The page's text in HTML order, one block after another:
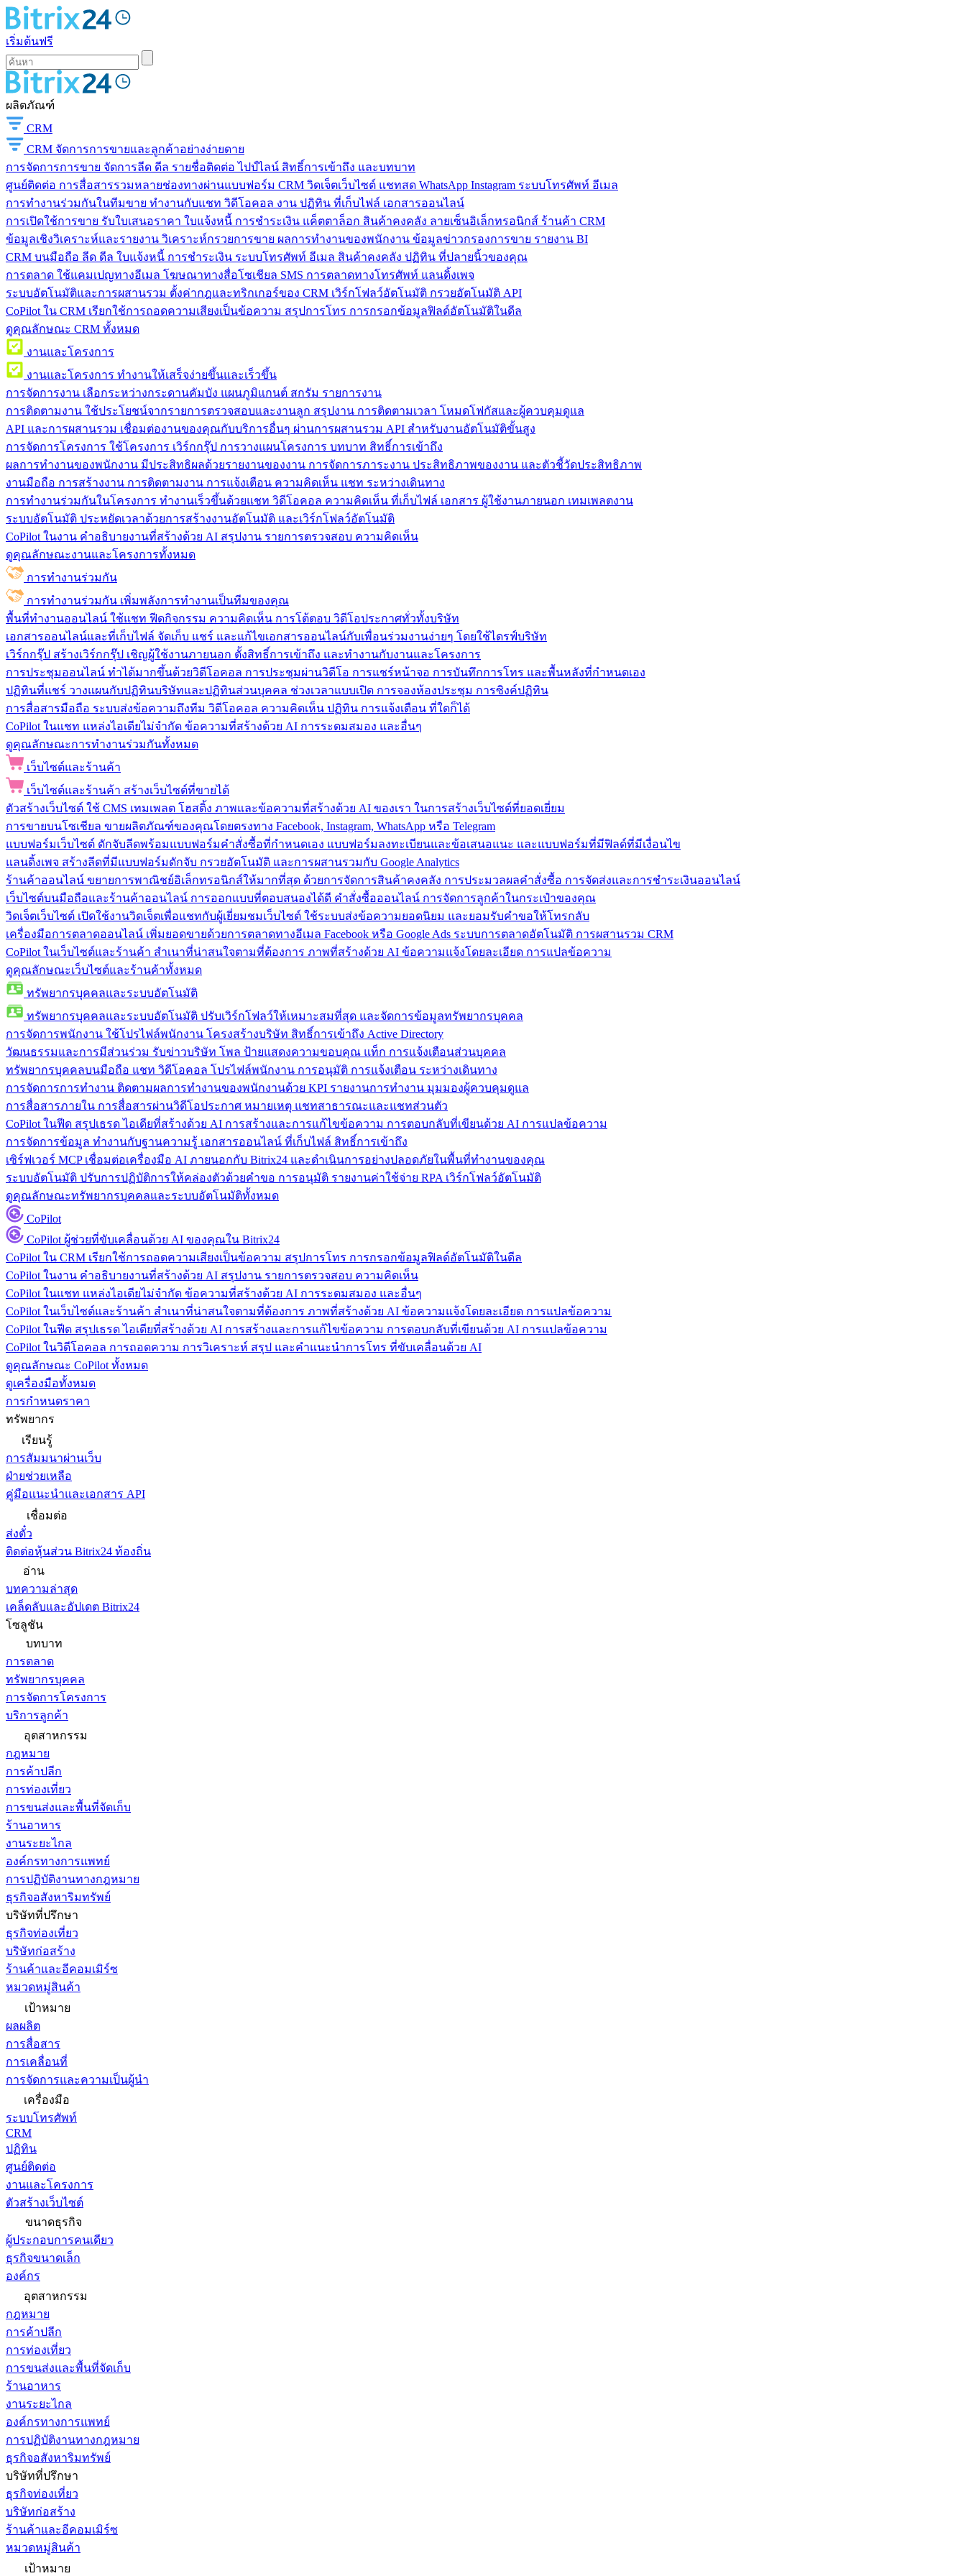
เริ่มต้นฟรี
ผลิตภัณฑ์
CRM
CRM จัดการการขายและลูกค้าอย่างง่ายดาย
การจัดการการขาย จัดการลีด ดีล รายชื่อติดต่อ ไปป์ไลน์ สิทธิ์การเข้าถึง และบทบาท
ศูนย์ติดต่อ การสื่อสารรวมหลายช่องทางผ่านแบบฟอร์ม CRM วิดเจ็ตเว็บไซต์ แชทสด WhatsApp Instagram ระบบโทรศัพท์ อีเมล
การทำงานร่วมกันในทีมขาย ทำงานกับแชท วิดีโอคอล งาน ปฏิทิน ที่เก็บไฟล์ เอกสารออนไลน์
การเปิดใช้การขาย รับใบเสนอราคา ใบแจ้งหนี้ การชำระเงิน แค็ตตาล็อก สินค้าคงคลัง ลายเซ็นอิเล็กทรอนิกส์ ร้านค้า CRM
ข้อมูลเชิงวิเคราะห์และรายงาน วิเคราะห์กรวยการขาย ผลการทำงานของพนักงาน ข้อมูลข่าวกรองการขาย รายงาน BI
CRM บนมือถือ ลีด ดีล ใบแจ้งหนี้ การชำระเงิน ระบบโทรศัพท์ อีเมล สินค้าคงคลัง ปฏิทิน ที่ปลายนิ้วของคุณ
การตลาด ใช้แคมเปญทางอีเมล โฆษณาทางสื่อโซเชียล SMS การตลาดทางโทรศัพท์ แลนดิ้งเพจ
ระบบอัตโนมัติและการผสานรวม ตั้งค่ากฎและทริกเกอร์ของ CRM เวิร์กโฟลว์อัตโนมัติ กรวยอัตโนมัติ API
CoPilot ใน CRM เรียกใช้การถอดความเสียงเป็นข้อความ สรุปการโทร การกรอกข้อมูลฟิลด์อัตโนมัติในดีล
ดูคุณลักษณะ CRM ทั้งหมด
งานและโครงการ
งานและโครงการ ทำงานให้เสร็จง่ายขึ้นและเร็วขึ้น
การจัดการงาน เลือกระหว่างกระดานคัมบัง แผนภูมิแกนต์ สกรัม รายการงาน
การติดตามงาน ใช้ประโยชน์จากรายการตรวจสอบและงานลูก สรุปงาน การติดตามเวลา โหมดโฟกัสและผู้ควบคุมดูแล
API และการผสานรวม เชื่อมต่องานของคุณกับบริการอื่นๆ ผ่านการผสานรวม API สำหรับงานอัตโนมัติขั้นสูง
การจัดการโครงการ ใช้โครงการ เวิร์กกรุ๊ป การวางแผนโครงการ บทบาท สิทธิ์การเข้าถึง
ผลการทำงานของพนักงาน มีประสิทธิผลด้วยรายงานของงาน การจัดการภาระงาน ประสิทธิภาพของงาน และตัวชี้วัดประสิทธิภาพ
งานมือถือ การสร้างงาน การติดตามงาน การแจ้งเตือน ความคิดเห็น แชท ระหว่างเดินทาง
การทำงานร่วมกันในโครงการ ทํางานเร็วขึ้นด้วยแชท วิดีโอคอล ความคิดเห็น ที่เก็บไฟล์ เอกสาร ผู้ใช้งานภายนอก เทมเพลตงาน
ระบบอัตโนมัติ ประหยัดเวลาด้วยการสร้างงานอัตโนมัติ และเวิร์กโฟลว์อัตโนมัติ
CoPilot ในงาน คำอธิบายงานที่สร้างด้วย AI สรุปงาน รายการตรวจสอบ ความคิดเห็น
ดูคุณลักษณะงานและโครงการทั้งหมด
การทำงานร่วมกัน
การทำงานร่วมกัน เพิ่มพลังการทำงานเป็นทีมของคุณ
พื้นที่ทำงานออนไลน์ ใช้แชท ฟีดกิจกรรม ความคิดเห็น การโต้ตอบ วิดีโอประกาศทั่วทั้งบริษัท
เอกสารออนไลน์และที่เก็บไฟล์ จัดเก็บ แชร์ และแก้ไขเอกสารออนไลน์กับเพื่อนร่วมงานง่ายๆ โดยใช้ไดรฟ์บริษัท
เวิร์กกรุ๊ป สร้างเวิร์กกรุ๊ป เชิญผู้ใช้งานภายนอก ตั้งสิทธิ์การเข้าถึง และทำงานกับงานและโครงการ
การประชุมออนไลน์ ทำได้มากขึ้นด้วยวิดีโอคอล การประชุมผ่านวิดีโอ การแชร์หน้าจอ การบันทึกการโทร และพื้นหลังที่กำหนดเอง
ปฏิทินที่แชร์ วางแผนกับปฏิทินบริษัทและปฏิทินส่วนบุคคล ช่วงเวลาแบบเปิด การจองห้องประชุม การซิงค์ปฏิทิน
การสื่อสารมือถือ ระบบส่งข้อความถึงทีม วิดีโอคอล ความคิดเห็น ปฏิทิน การแจ้งเตือน ที่ใดก็ได้
CoPilot ในแชท แหล่งไอเดียไม่จำกัด ข้อความที่สร้างด้วย AI การระดมสมอง และอื่นๆ
ดูคุณลักษณะการทำงานร่วมกันทั้งหมด
เว็บไซต์และร้านค้า
เว็บไซต์และร้านค้า สร้างเว็บไซต์ที่ขายได้
ตัวสร้างเว็บไซต์ ใช้ CMS เทมเพลต โฮสติ้ง ภาพและข้อความที่สร้างด้วย AI ของเรา ในการสร้างเว็บไซต์ที่ยอดเยี่ยม
การขายบนโซเชียล ขายผลิตภัณฑ์ของคุณโดยตรงทาง Facebook, Instagram, WhatsApp หรือ Telegram
แบบฟอร์มเว็บไซต์ ดักจับลีดพร้อมแบบฟอร์มคำสั่งซื้อที่กำหนดเอง แบบฟอร์มลงทะเบียนและข้อเสนอแนะ และแบบฟอร์มที่มีฟิลด์ที่มีเงื่อนไข
แลนดิ้งเพจ สร้างลีดที่มีแบบฟอร์มดักจับ กรวยอัตโนมัติ และการผสานรวมกับ Google Analytics
ร้านค้าออนไลน์ ขยายการพาณิชย์อิเล็กทรอนิกส์ให้มากที่สุด ด้วยการจัดการสินค้าคงคลัง การประมวลผลคำสั่งซื้อ การจัดส่งและการชำระเงินออนไลน์
เว็บไซต์บนมือถือและร้านค้าออนไลน์ การออกแบบที่ตอบสนองได้ดี คำสั่งซื้อออนไลน์ การจัดการลูกค้าในกระเป๋าของคุณ
วิดเจ็ตเว็บไซต์ เปิดใช้งานวิดเจ็ตเพื่อแชทกับผู้เยี่ยมชมเว็บไซต์ ใช้ระบบส่งข้อความยอดนิยม และยอมรับคำขอให้โทรกลับ
เครื่องมือการตลาดออนไลน์ เพิ่มยอดขายด้วยการตลาดทางอีเมล Facebook หรือ Google Ads ระบบการตลาดอัตโนมัติ การผสานรวม CRM
CoPilot ในเว็บไซต์และร้านค้า สำเนาที่น่าสนใจตามที่ต้องการ ภาพที่สร้างด้วย AI ข้อความแจ้งโดยละเอียด การแปลข้อความ
ดูคุณลักษณะเว็บไซต์และร้านค้าทั้งหมด
ทรัพยากรบุคคลและระบบอัตโนมัติ
ทรัพยากรบุคคลและระบบอัตโนมัติ ปรับเวิร์กโฟลว์ให้เหมาะสมที่สุด และจัดการข้อมูลทรัพยากรบุคคล
การจัดการพนักงาน ใช้โปรไฟล์พนักงาน โครงสร้างบริษัท สิทธิ์การเข้าถึง Active Directory
วัฒนธรรมและการมีส่วนร่วม รับข่าวบริษัท โพล ป้ายแสดงความขอบคุณ แท็ก การแจ้งเตือนส่วนบุคคล
ทรัพยากรบุคคลบนมือถือ แชท วิดีโอคอล โปรไฟล์พนักงาน การอนุมัติ การแจ้งเตือน ระหว่างเดินทาง
การจัดการการทำงาน ติดตามผลการทำงานของพนักงานด้วย KPI รายงานการทำงาน มุมมองผู้ควบคุมดูแล
การสื่อสารภายใน การสื่อสารผ่านวิดีโอประกาศ หมายเหตุ แชทสาธารณะและแชทส่วนตัว
CoPilot ในฟีด สรุปเธรด ไอเดียที่สร้างด้วย AI การสร้างและการแก้ไขข้อความ การตอบกลับที่เขียนด้วย AI การแปลข้อความ
การจัดการข้อมูล ทำงานกับฐานความรู้ เอกสารออนไลน์ ที่เก็บไฟล์ สิทธิ์การเข้าถึง
เซิร์ฟเวอร์ MCP เชื่อมต่อเครื่องมือ AI ภายนอกกับ Bitrix24 และดำเนินการอย่างปลอดภัยในพื้นที่ทำงานของคุณ
ระบบอัตโนมัติ ปรับการปฏิบัติการให้คล่องตัวด้วยคำขอ การอนุมัติ รายงานค่าใช้จ่าย RPA เวิร์กโฟลว์อัตโนมัติ
ดูคุณลักษณะทรัพยากรบุคคลและระบบอัตโนมัติทั้งหมด
CoPilot
CoPilot ผู้ช่วยที่ขับเคลื่อนด้วย AI ของคุณใน Bitrix24
CoPilot ใน CRM เรียกใช้การถอดความเสียงเป็นข้อความ สรุปการโทร การกรอกข้อมูลฟิลด์อัตโนมัติในดีล
CoPilot ในงาน คำอธิบายงานที่สร้างด้วย AI สรุปงาน รายการตรวจสอบ ความคิดเห็น
CoPilot ในแชท แหล่งไอเดียไม่จำกัด ข้อความที่สร้างด้วย AI การระดมสมอง และอื่นๆ
CoPilot ในเว็บไซต์และร้านค้า สำเนาที่น่าสนใจตามที่ต้องการ ภาพที่สร้างด้วย AI ข้อความแจ้งโดยละเอียด การแปลข้อความ
CoPilot ในฟีด สรุปเธรด ไอเดียที่สร้างด้วย AI การสร้างและการแก้ไขข้อความ การตอบกลับที่เขียนด้วย AI การแปลข้อความ
CoPilot ในวิดีโอคอล การถอดความ การวิเคราะห์ สรุป และคำแนะนำการโทร ที่ขับเคลื่อนด้วย AI
ดูคุณลักษณะ CoPilot ทั้งหมด
ดูเครื่องมือทั้งหมด
การกำหนดราคา
ทรัพยากร
เรียนรู้
การสัมมนาผ่านเว็บ
ฝ่ายช่วยเหลือ
คู่มือแนะนำและเอกสาร API
เชื่อมต่อ
ส่งตั๋ว
ติดต่อหุ้นส่วน Bitrix24 ท้องถิ่น
อ่าน
บทความล่าสุด
เคล็ดลับและอัปเดต Bitrix24
โซลูชัน
บทบาท
การตลาด
ทรัพยากรบุคคล
การจัดการโครงการ
บริการลูกค้า
อุตสาหกรรม
กฎหมาย
การค้าปลีก
การท่องเที่ยว
การขนส่งและพื้นที่จัดเก็บ
ร้านอาหาร
งานระยะไกล
องค์กรทางการแพทย์
การปฏิบัติงานทางกฎหมาย
ธุรกิจอสังหาริมทรัพย์
บริษัทที่ปรึกษา
ธุรกิจท่องเที่ยว
บริษัทก่อสร้าง
ร้านค้าและอีคอมเมิร์ซ
หมวดหมู่สินค้า
เป้าหมาย
ผลผลิต
การสื่อสาร
การเคลื่อนที่
การจัดการและความเป็นผู้นำ
เครื่องมือ
ระบบโทรศัพท์
CRM
ปฏิทิน
ศูนย์ติดต่อ
งานและโครงการ
ตัวสร้างเว็บไซต์
ขนาดธุรกิจ
ผู้ประกอบการคนเดียว
ธุรกิจขนาดเล็ก
องค์กร
อุตสาหกรรม
กฎหมาย
การค้าปลีก
การท่องเที่ยว
การขนส่งและพื้นที่จัดเก็บ
ร้านอาหาร
งานระยะไกล
องค์กรทางการแพทย์
การปฏิบัติงานทางกฎหมาย
ธุรกิจอสังหาริมทรัพย์
บริษัทที่ปรึกษา
ธุรกิจท่องเที่ยว
บริษัทก่อสร้าง
ร้านค้าและอีคอมเมิร์ซ
หมวดหมู่สินค้า
เป้าหมาย